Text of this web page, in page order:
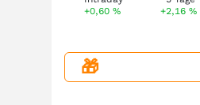
+0,60 % +2,16%
🎁